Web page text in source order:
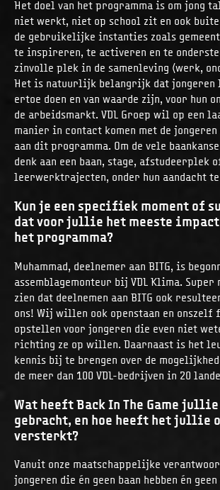
Het doel van het programma is om jong
niet werkt, niet op school zit en ook
de gebruikelijke instanties zoals
te inspireren, te activeren en te
zinvolle plek in de samenleving (werk,
Het is natuurlijk belangrijk dat jongeren
ertoe doen en van waarde zijn, voor hun
de arbeidsmarkt. VDL Groep wil op een
manier in contact komen met de jongeren
aan dit programma. Om de vele
denk aan een baan, stage, afstudeerplek
leerwerktrajecten, onder hun aandacht te
Kun je een specifiek moment of
dat voor jullie het meeste
het programma?
Muhammad, deelnemer aan BITG, is
assemblagemonteur bij VDL Klima.
zien dat deelnemen aan BITG ook
ons! Wij willen ook openstaan en onszelf
opstellen voor jongeren die even niet
richting ze op willen. Daarnaast is het
kennis bij te brengen over de
de meer dan 100 VDL-bedrijven in 20
Wat heeft Back In The Game
gebracht, en hoe heeft het jullie
versterkt?
Vanuit onze maatschappelijke
jongeren die én geen baan hebben én